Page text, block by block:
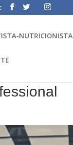
NUTRICIONISTA